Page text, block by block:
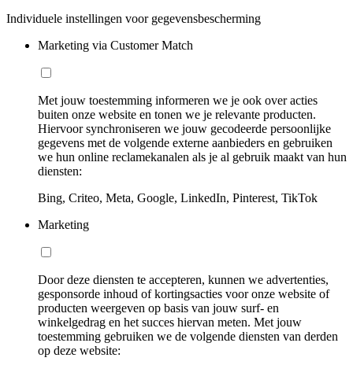
Individuele instellingen voor gegevensbescherming
Marketing via Customer Match
Met jouw toestemming informeren we je ook over acties
buiten onze website en tonen we je relevante producten.
Hiervoor synchroniseren we jouw gecodeerde persoonlijke
gegevens met de volgende externe aanbieders en gebruiken
we hun online reclamekanalen als je al gebruik maakt van hun
diensten:
Bing, Criteo, Meta, Google, LinkedIn, Pinterest, TikTok
Marketing
Door deze diensten te accepteren, kunnen we advertenties,
gesponsorde inhoud of kortingsacties voor onze website of
producten weergeven op basis van jouw surf- en
winkelgedrag en het succes hiervan meten. Met jouw
toestemming gebruiken we de volgende diensten van derden
op deze website: